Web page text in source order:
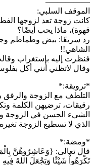
الموقف السلبي:
كانت زوجة تعد لزوجها
قهوة)، ماذا يحب أيضًا؟
رد سريعًا: بيض وطماطم
الشاهي!!
فنظرت إليه بإستغراب
وقال لاتظني أنني أكل
*ترويقة:*
التلطف مع الزوجة والرفق
رقيقات، ترضيهن الكلمة
الشيء الحسن في الزوجة
الذي لا تسطيع الزوجة
*ومضة:*
قال تعالى: {وَعَاشِرُوهُنَّ
تَكْرَهُواْ شَيْئًا وَيَجْعَلَ اللهُ فِيهِ